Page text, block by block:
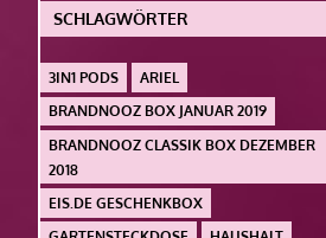
SCHLAGWÖRTER
3IN1 PODS
ARIEL
BRANDNOOZ BOX JANUAR 2019
BRANDNOOZ CLASSIK BOX DEZEMBER
2018
EIS.DE GESCHENKBOX